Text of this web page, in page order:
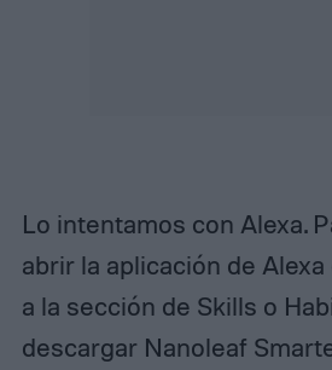
Lo intentamos con Alexa.
abrir la aplicación de
a la sección de Skills o
descargar Nanoleaf